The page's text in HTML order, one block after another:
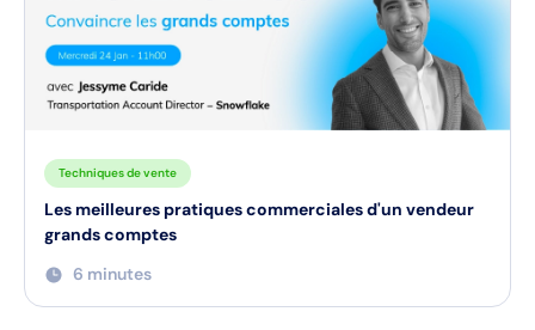
Techniques de vente
Les meilleures pratiques commerciales d'un vendeur
grands comptes
6 minutes